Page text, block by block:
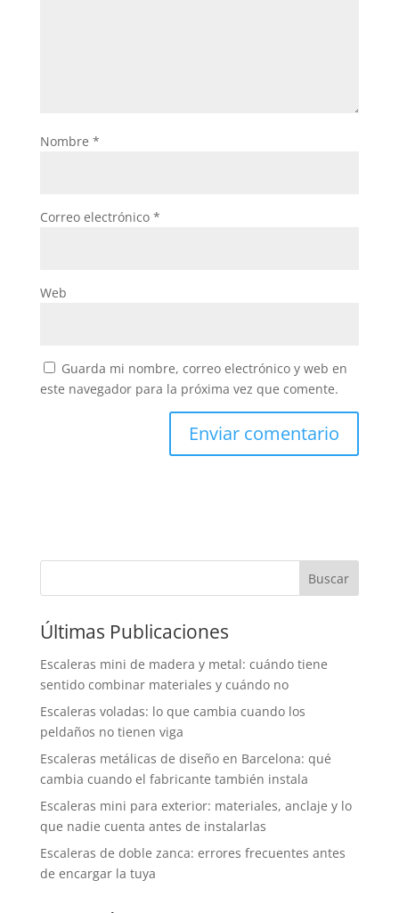
Nombre *
Correo electrónico *
Web
Guarda mi nombre, correo electrónico y web en
este navegador para la próxima vez que comente.
Buscar
Últimas Publicaciones
Escaleras mini de madera y metal: cuándo tiene
sentido combinar materiales y cuándo no
Escaleras voladas: lo que cambia cuando los
peldaños no tienen viga
Escaleras metálicas de diseño en Barcelona: qué
cambia cuando el fabricante también instala
Escaleras mini para exterior: materiales, anclaje y lo
que nadie cuenta antes de instalarlas
Escaleras de doble zanca: errores frecuentes antes
de encargar la tuya